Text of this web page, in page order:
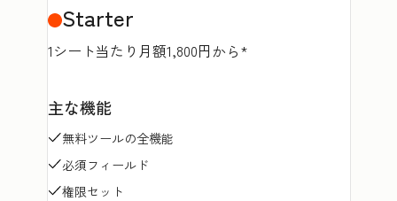
Starter
1シート当たり月額1,800円から*
主な機能
無料ツールの全機能
必須フィールド
権限セット